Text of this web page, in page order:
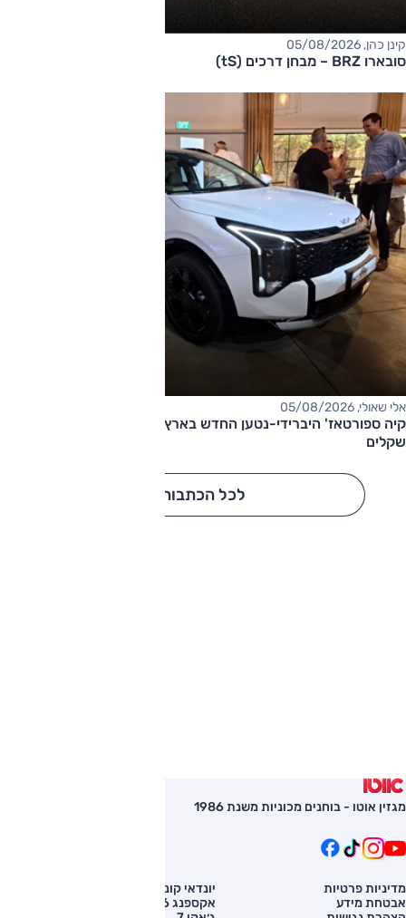
קינן כהן, 05/08/2026
סובארו BRZ – מבחן דרכים (tS)
אלי שאולי, 05/08/2026
שקלים
לכל הכתבות
מגזין אוטו - בוחנים מכוניות משנת 1986
מדיניות פרטיות
אבטחת מידע
יונדאי קונה
אקספנג G6